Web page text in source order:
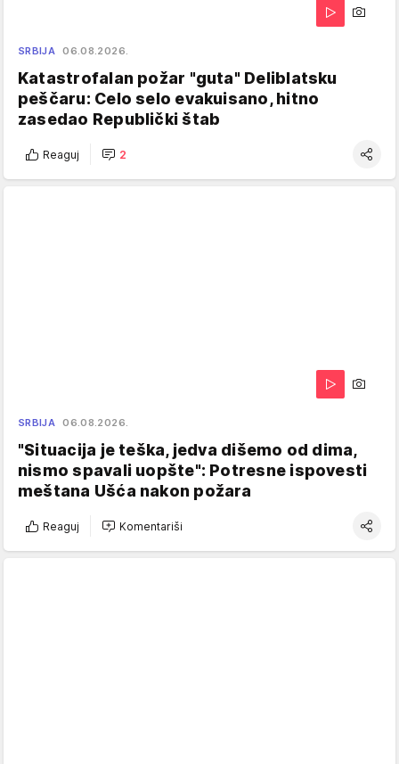
SRBIJA 06.08.2026.
Katastrofalan požar "guta" Deliblatsku
peščaru: Celo selo evakuisano, hitno
zasedao Republički štab
Reaguj 2
SRBIJA 06.08.2026.
"Situacija je teška, jedva dišemo od dima,
nismo spavali uopšte": Potresne ispovesti
meštana Ušća nakon požara
Reaguj Komentariši